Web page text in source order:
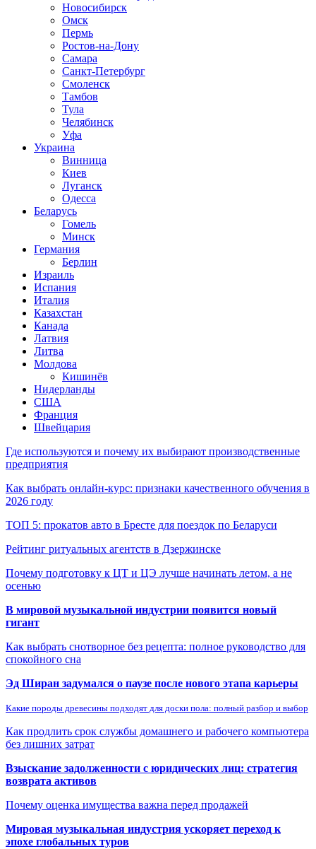
Новосибирск
Омск
Пермь
Ростов-на-Дону
Самара
Санкт-Петербург
Смоленск
Тамбов
Тула
Челябинск
Уфа
Украина
Винница
Киев
Луганск
Одесса
Беларусь
Гомель
Минск
Германия
Берлин
Израиль
Испания
Италия
Казахстан
Канада
Латвия
Литва
Молдова
Кишинёв
Нидерланды
США
Франция
Швейцария
Где используются и почему их выбирают производственные
предприятия
Как выбрать онлайн-курс: признаки качественного обучения в
2026 году
ТОП 5: прокатов авто в Бресте для поездок по Беларуси
Рейтинг ритуальных агентств в Дзержинске
Почему подготовку к ЦТ и ЦЭ лучше начинать летом, а не
осенью
В мировой музыкальной индустрии появится новый
гигант
Как выбрать снотворное без рецепта: полное руководство для
спокойного сна
Эд Ширан задумался о паузе после нового этапа карьеры
Какие породы древесины подходят для доски пола: полный разбор и выбор
Как продлить срок службы домашнего и рабочего компьютера
без лишних затрат
Взыскание задолженности с юридических лиц: стратегия
возврата активов
Почему оценка имущества важна перед продажей
Мировая музыкальная индустрия ускоряет переход к
эпохе глобальных туров